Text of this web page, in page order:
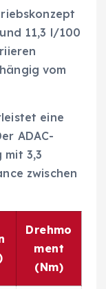
11,3 l/100
vom
eine
ADAC-
mit 3,3
zwischen
Drehmo
ment
(Nm)